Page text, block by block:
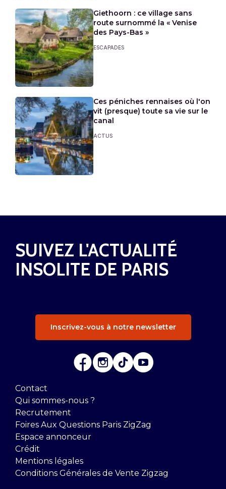
Giethoorn : ce village sans
route surnommé la « Venise
des Pays-Bas »
ESCAPADES
Ces péniches rennaises où l'on
vit (presque) toute sa vie sur le
canal
ACTUS
SUIVEZ L'ACTUALITÉ
INSOLITE DE PARIS
Inscrivez-vous à notre newsletter
Contact
Qui sommes-nous ?
Recrutement
Foires Aux Questions Paris ZigZag
Espace annonceur
Crédit
Mentions légales
Conditions Générales de Vente Zigzag